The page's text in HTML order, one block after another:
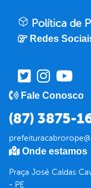
Política de
Redes
Fale Conosco
(87) 3875-
Onde estamos
Praça José Caldas
- PE